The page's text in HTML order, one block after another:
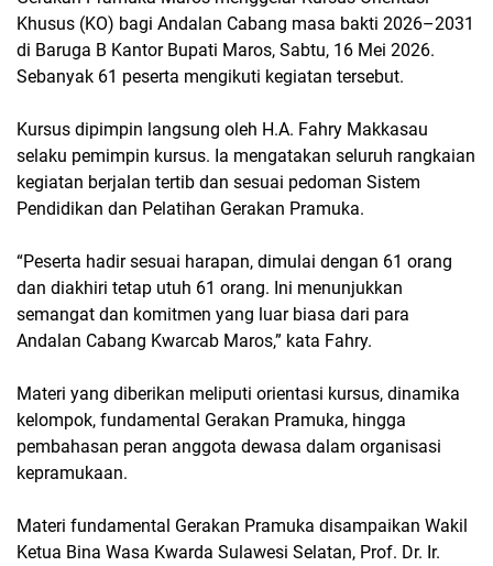
Khusus (KO) bagi Andalan Cabang masa bakti 2026–2031
di Baruga B Kantor Bupati Maros, Sabtu, 16 Mei 2026.
Sebanyak 61 peserta mengikuti kegiatan tersebut.
Kursus dipimpin langsung oleh H.A. Fahry Makkasau
selaku pemimpin kursus. Ia mengatakan seluruh rangkaian
kegiatan berjalan tertib dan sesuai pedoman Sistem
Pendidikan dan Pelatihan Gerakan Pramuka.
“Peserta hadir sesuai harapan, dimulai dengan 61 orang
dan diakhiri tetap utuh 61 orang. Ini menunjukkan
semangat dan komitmen yang luar biasa dari para
Andalan Cabang Kwarcab Maros,” kata Fahry.
Materi yang diberikan meliputi orientasi kursus, dinamika
kelompok, fundamental Gerakan Pramuka, hingga
pembahasan peran anggota dewasa dalam organisasi
kepramukaan.
Materi fundamental Gerakan Pramuka disampaikan Wakil
Ketua Bina Wasa Kwarda Sulawesi Selatan, Prof. Dr. Ir.